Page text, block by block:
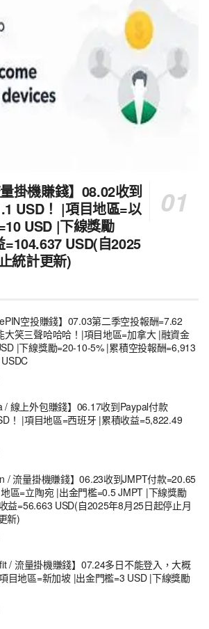
掛機賺錢】08.02收到
USD！ |項目地區=以
USD |下線獎勵
USD(自2025
統計更新)
空投賺錢】07.03第二季空投報酬=7.62
大笑三聲哈哈哈！|項目地區=加拿大 |融資金
|下線獎勵=20-10-5% |累積空投報酬=6,913
/ 線上外包賺錢】06.17收到Paypal付款
！ |項目地區=西班牙 |累積收益=5,822.49
/ 流量掛機賺錢】06.23收到JMPT付款=20.65
區=立陶宛 |出金門檻=0.5 JMPT |下線獎勵
益=56.663 USD(自2025年8月25日起停止月
新)
/ 流量掛機賺錢】07.24多日不能登入，大概
目地區=新加坡 |出金門檻=3 USD |下線獎勵